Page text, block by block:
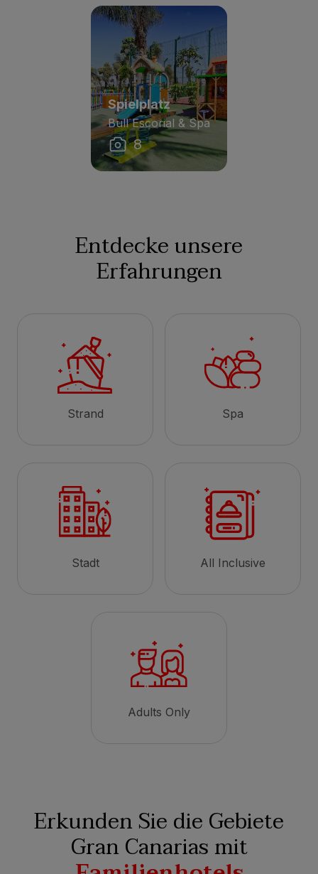
Spielplatz
Bull Escorial & Spa
8
Entdecke unsere
Erfahrungen
Strand Spa
Stadt All Inclusive
Adults Only
Erkunden Sie die Gebiete
Gran Canarias mit